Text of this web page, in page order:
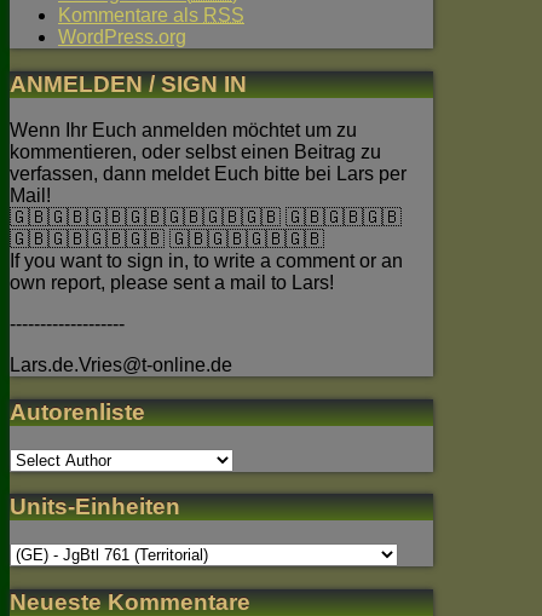
Kommentare als RSS
WordPress.org
ANMELDEN / SIGN IN
Wenn Ihr Euch anmelden möchtet um zu
kommentieren, oder selbst einen Beitrag zu
verfassen, dann meldet Euch bitte bei Lars per
Mail!
🇬🇧🇬🇧🇬🇧🇬🇧🇬🇧🇬🇧🇬🇧 🇬🇧🇬🇧🇬🇧
🇬🇧🇬🇧🇬🇧🇬🇧 🇬🇧🇬🇧🇬🇧🇬🇧
If you want to sign in, to write a comment or an
own report, please sent a mail to Lars!
-------------------
Lars.de.Vries@t-online.de
Autorenliste
Units-Einheiten
Neueste Kommentare